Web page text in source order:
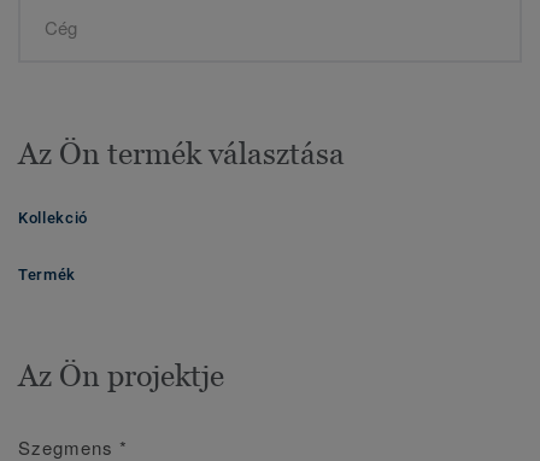
Az Ön termék választása
Kollekció
Termék
Az Ön projektje
Szegmens *